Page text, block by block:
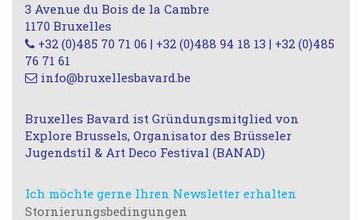
3 Avenue du Bois de la Cambre
1170 Bruxelles
+32 (0)485 70 71 06 | +32 (0)488 94 18 13 | +32 (0)485
76 71 61
info@bruxellesbavard.be
Bruxelles Bavard ist Gründungsmitglied von
Explore Brussels, Organisator des Brüsseler
Jugendstil & Art Deco Festival (BANAD)
Ich möchte gerne Ihren Newsletter erhalten
Stornierungsbedingungen